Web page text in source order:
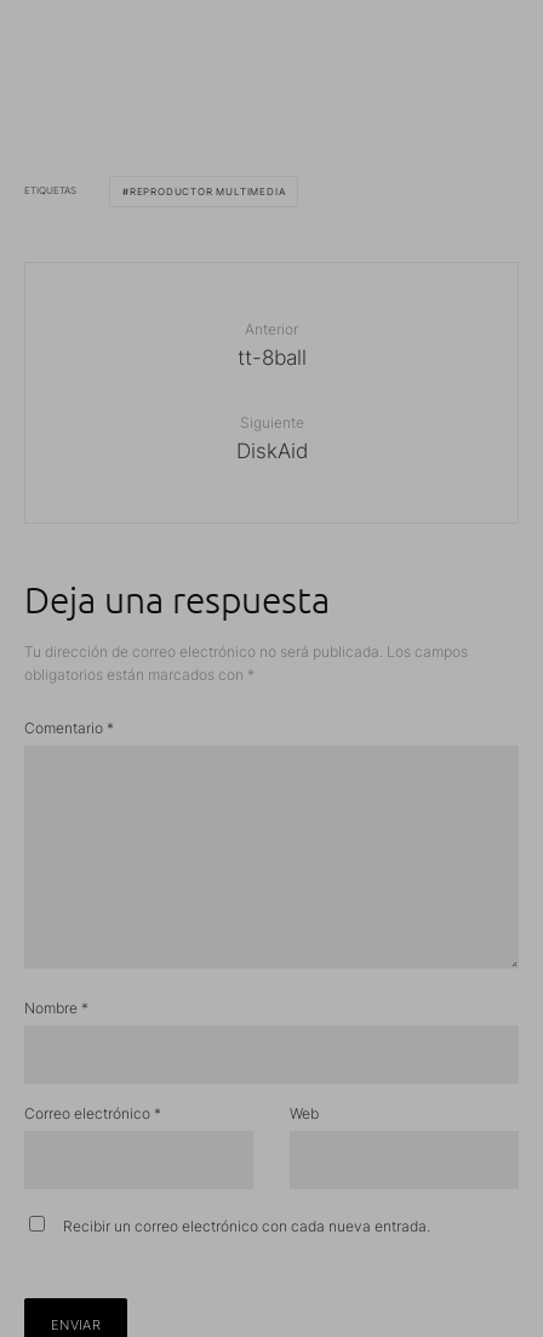
ETIQUETAS REPRODUCTOR MULTIMEDIA
Anterior
tt-8ball
Siguiente
DiskAid
Deja una respuesta
Tu dirección de correo electrónico no será publicada. Los campos
obligatorios están marcados con *
Comentario *
Nombre *
Correo electrónico * Web
Recibir un correo electrónico con cada nueva entrada.